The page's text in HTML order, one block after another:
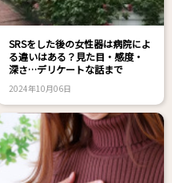
SRSをした後の女性器は病院によ
る違いはある？見た目・感度・
深さ…デリケートな話まで
2024年10月06日